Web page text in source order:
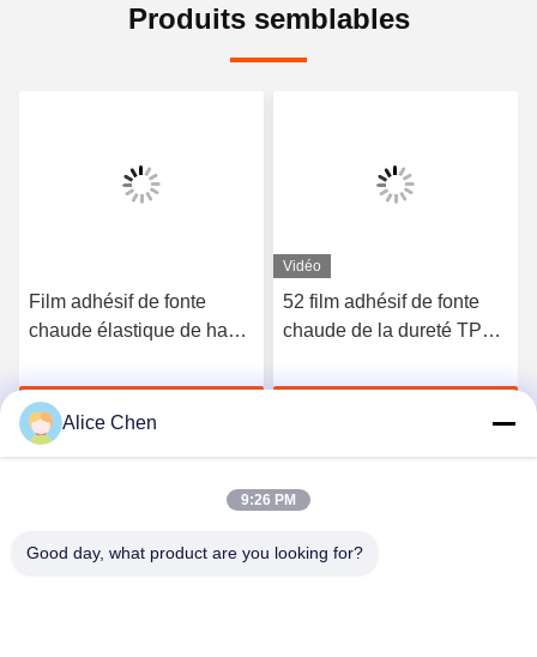
Produits semblables
Film adhésif de fonte
chaude élastique de haute
3412
Discuter Maintenant
Vidéo
52 film adhésif de fonte
chaude de la dureté TPU
vêtements sans couture
Alice Chen
9:26 PM
Good day, what product are you looking for?